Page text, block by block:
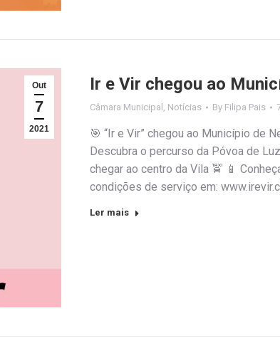
Out
7
2021
Ir e Vir chegou ao
Câmara Municipal , Notícias By Filipa Pais
🎯 “Ir e Vir” chegou ao Município de
Descubra o percurso da Póvoa de
chegar ao centro da Vila 🚖 📱
condições de serviço em:
Ler mais